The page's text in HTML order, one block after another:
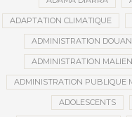
ADAPTATION CLIMATIQUE
ADMINISTRATION
ADMINISTRATION
ADMINISTRATION PUBLIQUE
ADOLESCENTS